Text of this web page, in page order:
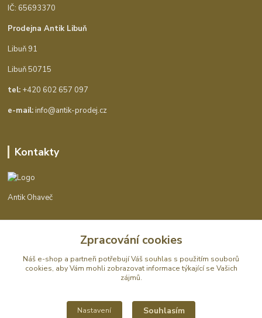
IČ: 65693370
Prodejna Antik Libuň
Libuň 91
Libuň 50715
tel: +420 602 657 097
e-mail:info@antik-prodej.cz
Kontakty
Antik Ohaveč
info@antik-prodej.cz
Zpracování cookies
Náš e-shop a partneři potřebují Váš souhlas s použitím souborů
cookies, aby Vám mohli zobrazovat informace týkající se Vašich
zájmů.
Nastavení Souhlasím